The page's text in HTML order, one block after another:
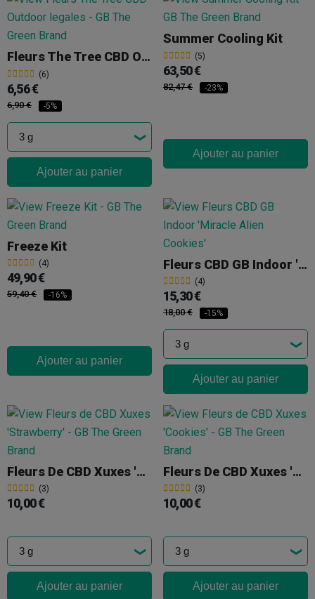
Fleurs The Tree CBD Outdoor 'Super Boof'
(6)
6,56 €
6,90 € -5%
Ajouter au panier
Summer Cooling Kit
(5)
63,50 €
82,47 € -23%
Ajouter au panier
Freeze Kit
(4)
49,90 €
59,40 € -16%
Ajouter au panier
Fleurs CBD GB Indoor 'Miracle Alien Cookies'
(4)
15,30 €
18,00 € -15%
Ajouter au panier
Fleurs De CBD Xuxes 'Strawberry'
(3)
10,00 €
Ajouter au panier
Fleurs De CBD Xuxes 'Cookies'
(3)
10,00 €
Ajouter au panier